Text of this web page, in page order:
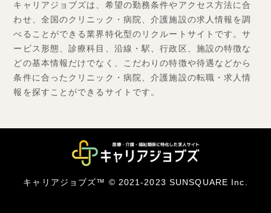
キャリアジョブズは、希望の勤務条件やアクセス方法に合
わせ、全国のクリニック・病院、介護施設の求人情報を調
べることができる業界特化型のリクルートサイトです。サ
ービス形態、診療科目、沿線・駅、行政区、施設の特徴な
どの基本情報だけでなく、こだわりの特徴や待遇などから
条件に合ったクリニック・病院、介護施設の転職・求人情
報を探すことができるサイトです。
キャリアジョブズ™ © 2021-2023 SUNSQUARE Inc.